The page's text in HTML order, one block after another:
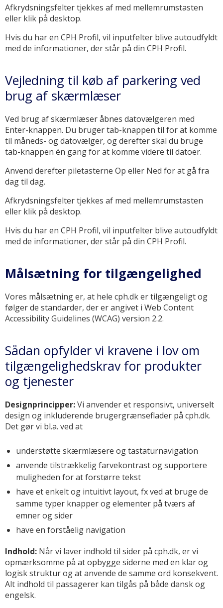
Afkrydsningsfelter tjekkes af med mellemrumstasten
eller klik på desktop.
Hvis du har en CPH Profil, vil inputfelter blive autoudfyldt
med de informationer, der står på din CPH Profil.
Vejledning til køb af parkering ved
brug af skærmlæser
Ved brug af skærmlæser åbnes datovælgeren med
Enter-knappen. Du bruger tab-knappen til for at komme
til måneds- og datovælger, og derefter skal du bruge
tab-knappen én gang for at komme videre til datoer.
Anvend derefter piletasterne Op eller Ned for at gå fra
dag til dag.
Afkrydsningsfelter tjekkes af med mellemrumstasten
eller klik på desktop.
Hvis du har en CPH Profil, vil inputfelter blive autoudfyldt
med de informationer, der står på din CPH Profil.
Målsætning for tilgængelighed
Vores målsætning er, at hele cph.dk er tilgængeligt og
følger de standarder, der er angivet i Web Content
Accessibility Guidelines (WCAG) version 2.2.
Sådan opfylder vi kravene i lov om
tilgængelighedskrav for produkter
og tjenester
Designprincipper:Vi anvender et responsivt, universelt
design og inkluderende brugergrænseflader på cph.dk.
Det gør vi bl.a. ved at
understøtte skærmlæsere og tastaturnavigation
anvende tilstrækkelig farvekontrast og supportere
muligheden for at forstørre tekst
have et enkelt og intuitivt layout, fx ved at bruge de
samme typer knapper og elementer på tværs af
emner og sider
have en forståelig navigation
Indhold: Når vi laver indhold til sider på cph.dk, er vi
opmærksomme på at opbygge siderne med en klar og
logisk struktur og at anvende de samme ord konsekvent.
Alt indhold til passagerer kan tilgås på både dansk og
engelsk.